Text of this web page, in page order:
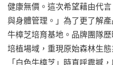
健康無價。這次希望藉由代
與身體管理。」為了更了解
牛樟芝培育基地。品牌團隊
培植場域，重現原始森林生
「白色牛樟芝」時直呼震撼